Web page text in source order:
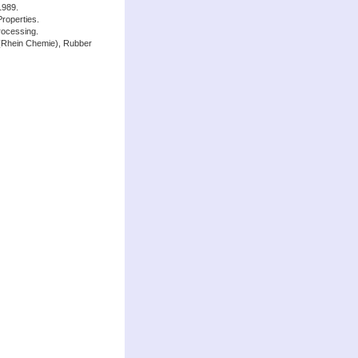
Chemie), Rubber